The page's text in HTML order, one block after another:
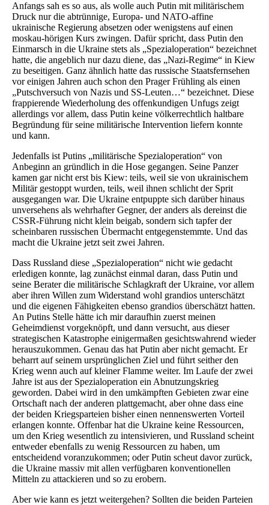
Anfangs sah es so aus, als wolle auch Putin mit militärischem
Druck nur die abtrünnige, Europa- und NATO-affine
ukrainische Regierung absetzen oder wenigstens auf einen
moskau-hörigen Kurs zwingen. Dafür spricht, dass Putin den
Einmarsch in die Ukraine stets als „Spezialoperation“ bezeichnet
hatte, die angeblich nur dazu diene, das „Nazi-Regime“ in Kiew
zu beseitigen. Ganz ähnlich hatte das russische Staatsfernsehen
vor einigen Jahren auch schon den Prager Frühling als einen
„Putschversuch von Nazis und SS-Leuten…“ bezeichnet. Diese
frappierende Wiederholung des offenkundigen Unfugs zeigt
allerdings vor allem, dass Putin keine völkerrechtlich haltbare
Begründung für seine militärische Intervention liefern konnte
und kann.
Jedenfalls ist Putins „militärische Spezialoperation“ von
Anbeginn an gründlich in die Hose gegangen. Seine Panzer
kamen gar nicht erst bis Kiew: teils, weil sie von ukrainischem
Militär gestoppt wurden, teils, weil ihnen schlicht der Sprit
ausgegangen war. Die Ukraine entpuppte sich darüber hinaus
unversehens als wehrhafter Gegner, der anders als dereinst die
CSSR-Führung nicht klein beigab, sondern sich tapfer der
scheinbaren russischen Übermacht entgegenstemmte. Und das
macht die Ukraine jetzt seit zwei Jahren.
Dass Russland diese „Spezialoperation“ nicht wie gedacht
erledigen konnte, lag zunächst einmal daran, dass Putin und
seine Berater die militärische Schlagkraft der Ukraine, vor allem
aber ihren Willen zum Widerstand wohl grandios unterschätzt
und die eigenen Fähigkeiten ebenso grandios überschätzt hatten.
An Putins Stelle hätte ich mir daraufhin zuerst meinen
Geheimdienst vorgeknöpft, und dann versucht, aus dieser
strategischen Katastrophe einigermaßen gesichtswahrend wieder
herauszukommen. Genau das hat Putin aber nicht gemacht. Er
beharrt auf seinem ursprünglichen Ziel und führt seither den
Krieg wenn auch auf kleiner Flamme weiter. Im Laufe der zwei
Jahre ist aus der Spezialoperation ein Abnutzungskrieg
geworden. Dabei wird in den umkämpften Gebieten zwar eine
Ortschaft nach der anderen plattgemacht, aber ohne dass eine
der beiden Kriegsparteien bisher einen nennenswerten Vorteil
erlangen konnte. Offenbar hat die Ukraine keine Ressourcen,
um den Krieg wesentlich zu intensivieren, und Russland scheint
entweder ebenfalls zu wenig Ressourcen zu haben, um
entscheidend voranzukommen; oder Putin scheut davor zurück,
die Ukraine massiv mit allen verfügbaren konventionellen
Mitteln zu attackieren und so zu erobern.
Aber wie kann es jetzt weitergehen? Sollten die beiden Parteien